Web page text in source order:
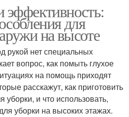
эффективность:
для
на высоте
рукой нет специальных
вопрос, как помыть глухое
на помощь приходят
расскажут, как приготовить
и что использовать,
уборки на высоких этажах.